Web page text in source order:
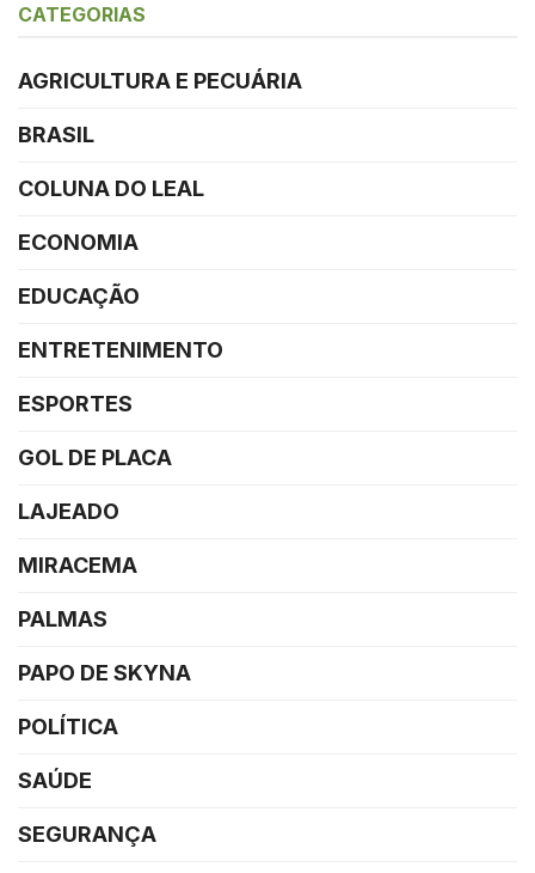
CATEGORIAS
AGRICULTURA E PECUÁRIA
BRASIL
COLUNA DO LEAL
ECONOMIA
EDUCAÇÃO
ENTRETENIMENTO
ESPORTES
GOL DE PLACA
LAJEADO
MIRACEMA
PALMAS
PAPO DE SKYNA
POLÍTICA
SAÚDE
SEGURANÇA